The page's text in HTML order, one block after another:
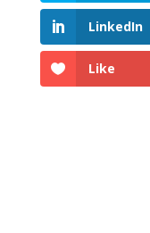
LinkedIn
Like